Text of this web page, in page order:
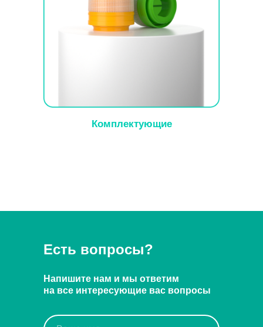
Комплектующие
Есть вопросы?
Напишите нам и мы ответим
на все интересующие вас вопросы